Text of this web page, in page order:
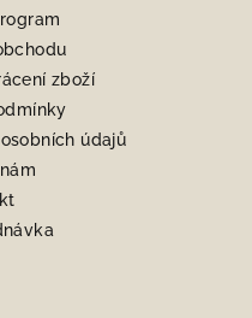
zboží
údajů